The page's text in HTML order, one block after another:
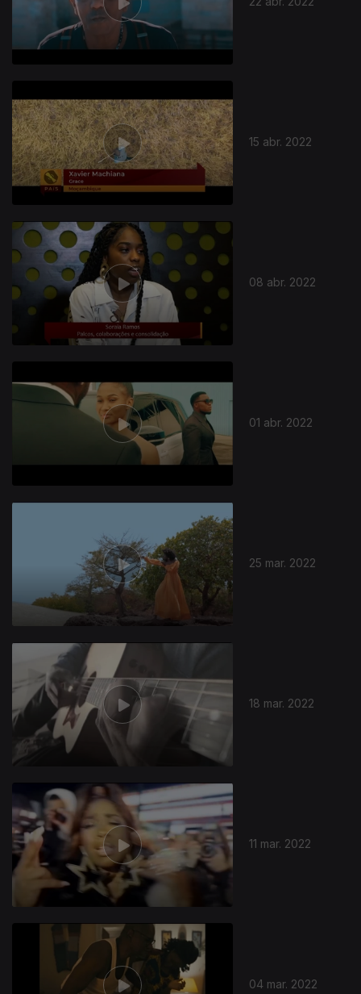
15 abr. 2022
08 abr. 2022
01 abr. 2022
25 mar. 2022
18 mar. 2022
11 mar. 2022
04 mar. 2022